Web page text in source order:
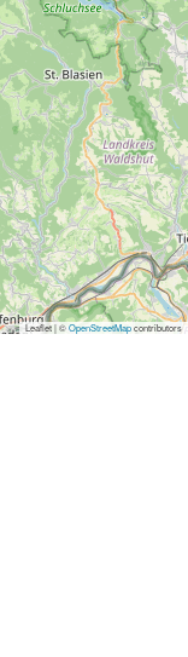
Leaflet | ©OpenStreetMapcontributors